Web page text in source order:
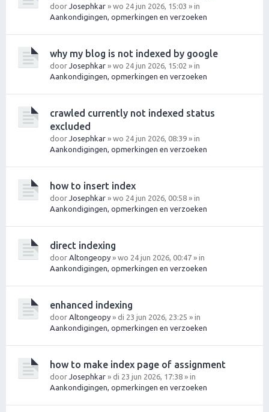
door Josephkar » wo 24 jun 2026, 15:03 » in
Aankondigingen, opmerkingen en verzoeken
why my blog is not indexed by google
door Josephkar » wo 24 jun 2026, 15:02 » in
Aankondigingen, opmerkingen en verzoeken
crawled currently not indexed status
excluded
door Josephkar » wo 24 jun 2026, 08:39 » in
Aankondigingen, opmerkingen en verzoeken
how to insert index
door Josephkar » wo 24 jun 2026, 00:58 » in
Aankondigingen, opmerkingen en verzoeken
direct indexing
door Altongeopy » wo 24 jun 2026, 00:47 » in
Aankondigingen, opmerkingen en verzoeken
enhanced indexing
door Altongeopy » di 23 jun 2026, 23:25 » in
Aankondigingen, opmerkingen en verzoeken
how to make index page of assignment
door Josephkar » di 23 jun 2026, 17:38 » in
Aankondigingen, opmerkingen en verzoeken